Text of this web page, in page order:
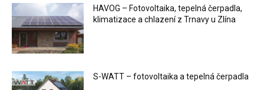
HAVOG – Fotovoltaika, tepelná čerpadla,
klimatizace a chlazení z Trnavy u Zlína
S-WATT – fotovoltaika a tepelná čerpadla